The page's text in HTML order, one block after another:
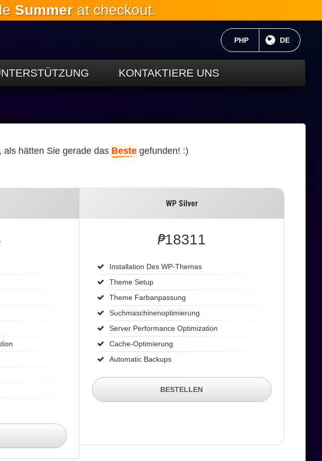
Summerat checkout.
AKTUELLE
DE
AKTUELLE WÄHRUNG:
PHP
KONTAKTIERE UNS
als hätten Sie gerade dasBeste gefunden! :)
WP Silver
₱18311
Installation Des WP-Themas
Theme Setup
Theme Farbanpassung
Suchmaschinenoptimierung
Server Performance Optimization
Cache-Optimierung
Automatic Backups
BESTELLEN